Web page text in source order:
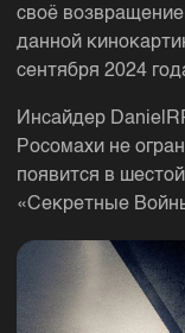
своё
данной
сентября 2024
Инсайдер
Росомахи не
появится в
«Секретные